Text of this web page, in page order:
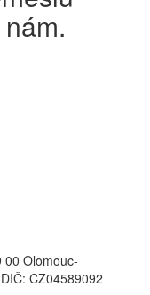
00 Olomouc-
DIČ: CZ04589092